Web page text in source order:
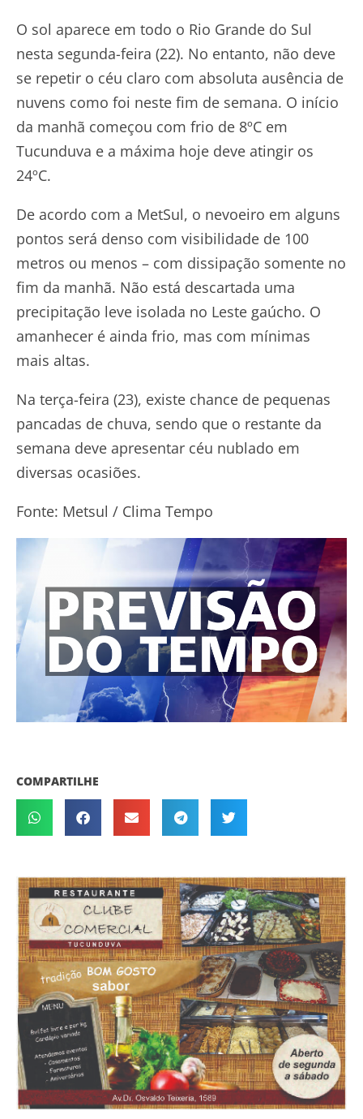
O sol aparece em todo o Rio Grande do Sul
nesta segunda-feira (22). No entanto, não deve
se repetir o céu claro com absoluta ausência de
nuvens como foi neste fim de semana. O início
da manhã começou com frio de 8ºC em
Tucunduva e a máxima hoje deve atingir os
24ºC.
De acordo com a MetSul, o nevoeiro em alguns
pontos será denso com visibilidade de 100
metros ou menos – com dissipação somente no
fim da manhã. Não está descartada uma
precipitação leve isolada no Leste gaúcho. O
amanhecer é ainda frio, mas com mínimas
mais altas.
Na terça-feira (23), existe chance de pequenas
pancadas de chuva, sendo que o restante da
semana deve apresentar céu nublado em
diversas ocasiões.
Fonte: Metsul / Clima Tempo
COMPARTILHE